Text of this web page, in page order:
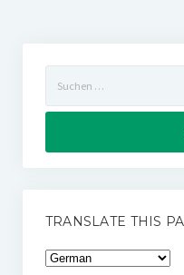
nach:
TRANSLATE THIS